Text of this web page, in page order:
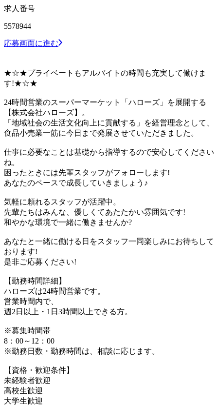
求人番号
5578944
応募画面に進む
★☆★プライベートもアルバイトの時間も充実して働けま
す!★☆★
24時間営業のスーパーマーケット「ハローズ」を展開する
【株式会社ハローズ】。
「地域社会の生活文化向上に貢献する」を経営理念として、
食品小売業一筋に今日まで発展させていただきました。
仕事に必要なことは基礎から指導するので安心してください
ね。
困ったときには先輩スタッフがフォローします!
あなたのペースで成長していきましょう♪
気軽に頼れるスタッフが活躍中。
先輩たちはみんな、優しくてあたたかい雰囲気です!
和やかな環境で一緒に働きませんか?
あなたと一緒に働ける日をスタッフ一同楽しみにお待ちして
おります!
是非ご応募ください!
【勤務時間詳細】
ハローズは24時間営業です。
営業時間内で、
週2日以上・1日3時間以上できる方。
※募集時間帯
8：00～12：00
※勤務日数・勤務時間は、相談に応じます。
【資格・歓迎条件】
未経験者歓迎
高校生歓迎
大学生歓迎